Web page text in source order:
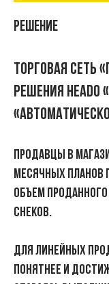
Решение
Торговая сеть
решения
Продавцы в
месячных планов
объем
снеков.
Для линейных
понятнее и